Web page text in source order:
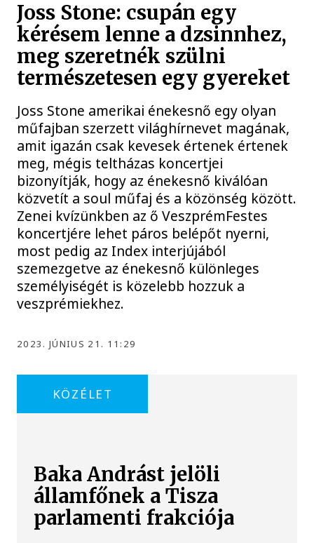
Joss Stone: csupán egy
kérésem lenne a dzsinnhez,
meg szeretnék szülni
természetesen egy gyereket
Joss Stone amerikai énekesnő egy olyan
műfajban szerzett világhírnevet magának,
amit igazán csak kevesek értenek értenek
meg, mégis teltházas koncertjei
bizonyítják, hogy az énekesnő kiválóan
közvetít a soul műfaj és a közönség között.
Zenei kvízünkben az ő VeszprémFestes
koncertjére lehet páros belépőt nyerni,
most pedig az Index interjújából
szemezgetve az énekesnő különleges
személyiségét is közelebb hozzuk a
veszprémiekhez.
2023. JÚNIUS 21. 11:29
KÖZÉLET
Baka Andrást jelöli
államfőnek a Tisza
parlamenti frakciója